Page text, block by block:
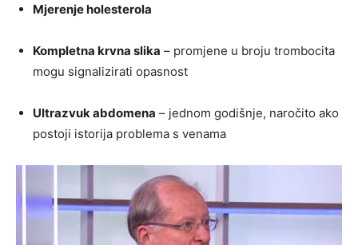
Mjerenje holesterola
Kompletna krvna slika – promjene u broju trombocita
mogu signalizirati opasnost
Ultrazvuk abdomena – jednom godišnje, naročito ako
postoji istorija problema s venama